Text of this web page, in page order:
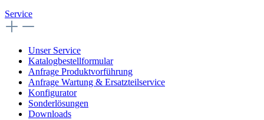
Service
Unser Service
Katalogbestellformular
Anfrage Produktvorführung
Anfrage Wartung & Ersatzteilservice
Konfigurator
Sonderlösungen
Downloads